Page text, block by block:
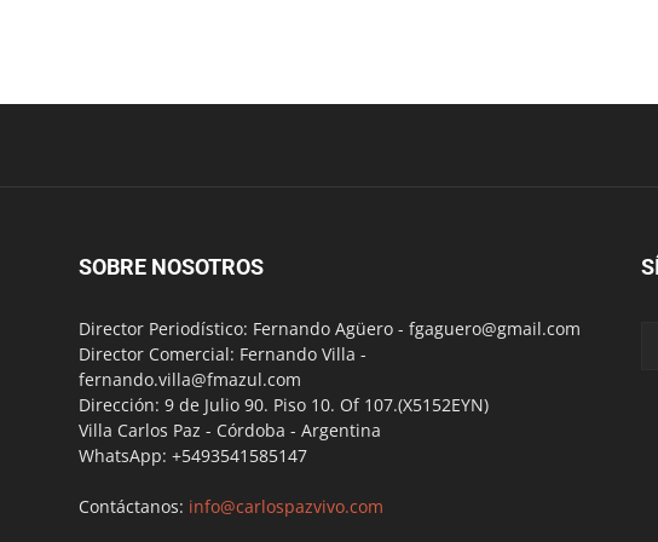
SOBRE NOSOTROS
Director Periodístico: Fernando Agüero - fgaguero@gmail.com
Director Comercial: Fernando Villa -
fernando.villa@fmazul.com
Dirección: 9 de Julio 90. Piso 10. Of 107.(X5152EYN)
Villa Carlos Paz - Córdoba - Argentina
WhatsApp: +5493541585147
Contáctanos: info@carlospazvivo.com